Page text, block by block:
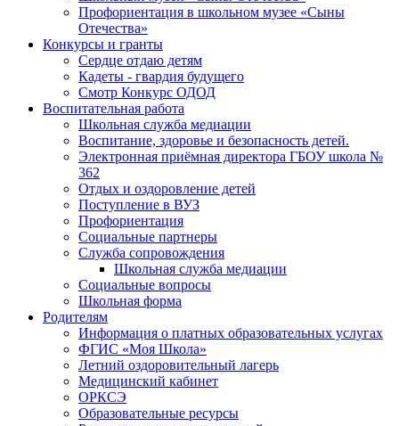
Профориентация в школьном музее «Сыны
Отечества»
Конкурсы и гранты
Сердце отдаю детям
Кадеты - гвардия будущего
Смотр Конкурс ОДОД
Воспитательная работа
Школьная служба медиации
Воспитание, здоровье и безопасность детей.
Электронная приёмная директора ГБОУ школа №
362
Отдых и оздоровление детей
Поступление в ВУЗ
Профориентация
Социальные партнеры
Служба сопровождения
Школьная служба медиации
Социальные вопросы
Школьная форма
Родителям
Информация о платных образовательных услугах
ФГИС «Моя Школа»
Летний оздоровительный лагерь
Медицинский кабинет
ОРКСЭ
Образовательные ресурсы